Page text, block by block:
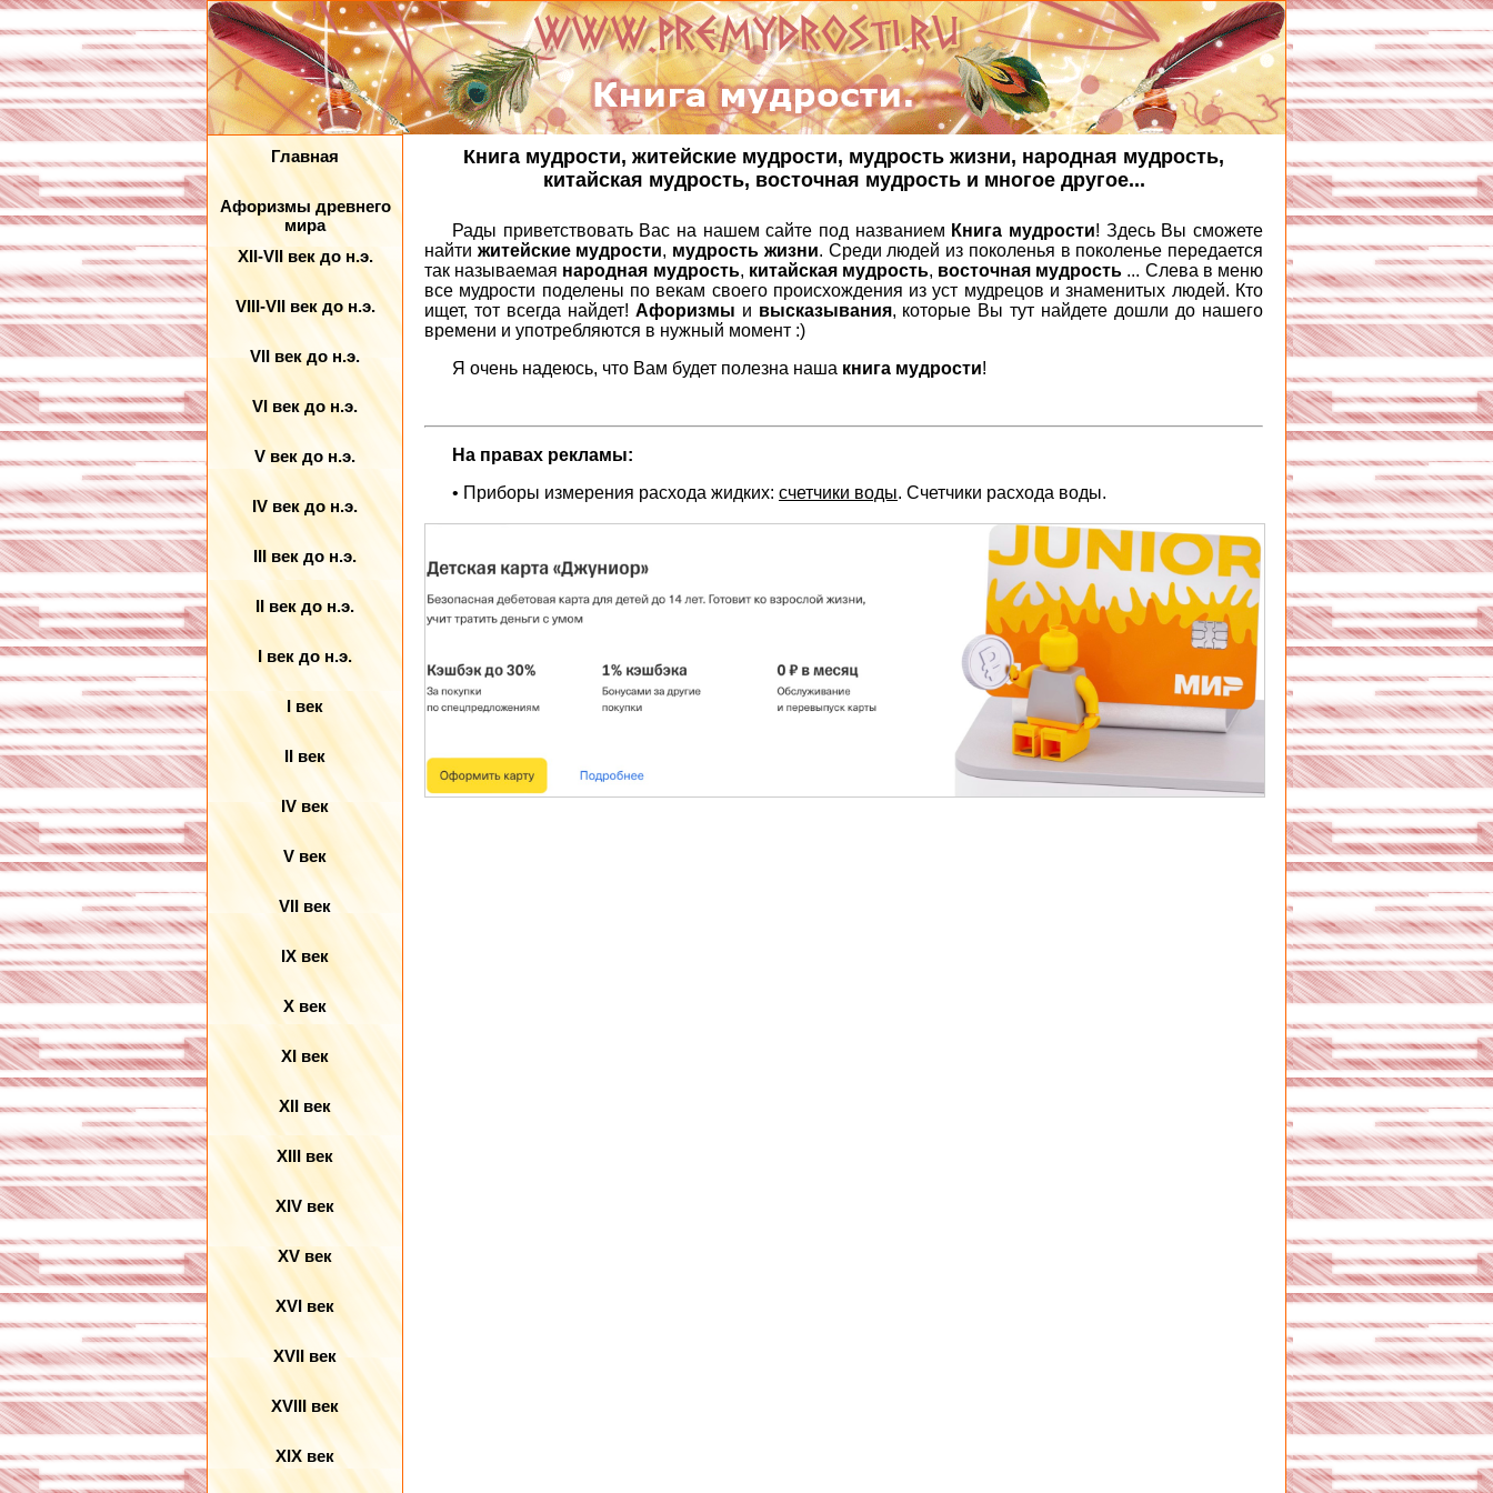
Главная
Афоризмы древнего
мира
XII-VII век до н.э.
VIII-VII век до н.э.
VII век до н.э.
VI век до н.э.
V век до н.э.
IV век до н.э.
III век до н.э.
II век до н.э.
I век до н.э.
I век
II век
IV век
V век
VII век
IX век
X век
XI век
XII век
XIII век
XIV век
XV век
XVI век
XVII век
XVIII век
XIX век
Книга мудрости, житейские мудрости, мудрость жизни, народная мудрость,
китайская мудрость, восточная мудрость и многое другое...
Рады приветствовать Вас на нашем сайте под названием Книга мудрости! Здесь Вы сможете
найти житейские мудрости, мудрость жизни. Среди людей из поколенья в поколенье передается
так называемая народная мудрость, китайская мудрость, восточная мудрость ... Слева в меню
все мудрости поделены по векам своего происхождения из уст мудрецов и знаменитых людей. Кто
ищет, тот всегда найдет! Афоризмы и высказывания, которые Вы тут найдете дошли до нашего
времени и употребляются в нужный момент :)
Я очень надеюсь, что Вам будет полезна наша книга мудрости!
На правах рекламы:
• Приборы измерения расхода жидких: счетчики воды. Счетчики расхода воды.